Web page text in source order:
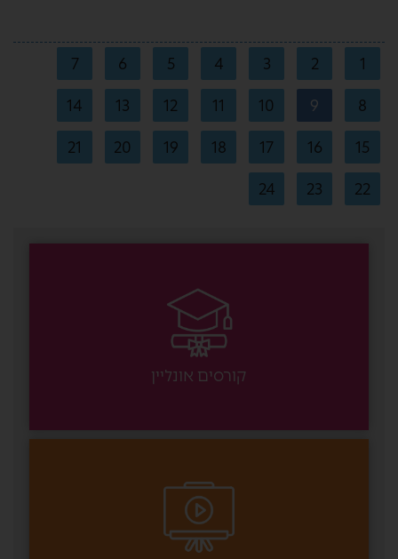
1
2
3
4
5
6
7
8
9
10
11
12
13
14
15
16
17
18
19
20
21
22
23
24
קורסים אונליין